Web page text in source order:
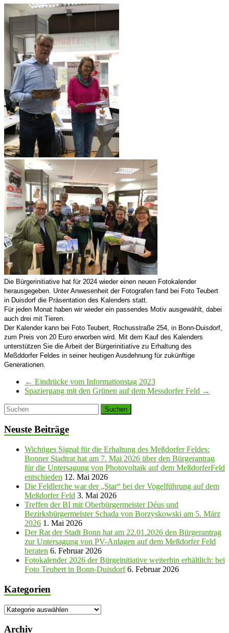
Die Bürgerinitiative hat für 2024 wieder einen neuen Fotokalender
herausgegeben. Unter Anwesenheit der Fotografen fand bei Foto Teubert
in Duisdorf die Präsentation des Kalenders statt.
Für jeden Monat haben wir wieder ein passendes Motiv ausgewählt, dabei
auch drei mit Tieren.
Der Kalender kann bei Foto Teubert, Rochusstraße 254, in Bonn-Duisdorf,
zum Preis von 20 Euro erworben wird. Mit dem Kauf des Kalenders
unterstützen Sie die Arbeit der Bürgerinitiative zu Erhaltung des
Meßddorfer Feldes in seiner heutigen Ausdehnung für zukünftige
Generationen.
← Eindrücke vom Informationstag 2023
Spaziergang mit den Grünen auf dem Messdorfer Feld →
Neuste Beiträge
Wichtiges Signal für die Erhaltung des Meßdorfer Feldes:
Bonner Stadtrat hat am 7. Mai 2026 über den Bürgerantrag
für die Untersagung von Photovoltaik auf dem MeßdorferFeld
entschieden 12. Mai 2026
Die Feldlerche war der „Star“ bei der Vogelführung auf dem
Meßdorfer Feld 3. Mai 2026
Treffen der BI mit Oberbürgermeister Déus und
Bezirksbürgermeister Schada von Borzyskowski am 5. März
2026 1. Mai 2026
Der Rat der Stadt Bonn hat am 22.01.2026 den Bürgerantrag
zur Untersagung von PV-Anlagen auf dem Meßdorfer Feld
beraten 6. Februar 2026
Fotokalender 2026 der Bürgeinitiative weiterhin erhältlich: bei
Foto Teubert in Bonn-Duisdorf 6. Februar 2026
Kategorien
Kategorien
Archiv